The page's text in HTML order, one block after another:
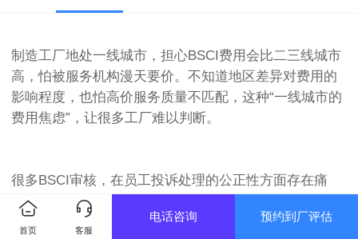
制造工厂地处一线城市，担心BSCI费用会比二三线城市
高，怕被服务机构漫天要价。不知道地区差异对费用的
影响程度，也怕高价服务质量不匹配，这种“一线城市的
费用焦虑”，让很多工厂难以判断。
很多BSCI审核，在员工投诉处理的公正性方面存在痛
点。比如员工投诉后，工厂未进行公正调查，直接偏袒
管理层；投诉处理结果未向员工公示，缺乏透明度；对
首页 客服
电话咨询 预约到厂评估